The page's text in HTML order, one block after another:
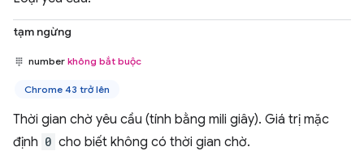
tạm ngừng
number không bắt buộc
Chrome 43 trở lên
Thời gian chờ yêu cầu (tính bằng mili giây). Giá trị mặc
định 0 cho biết không có thời gian chờ.